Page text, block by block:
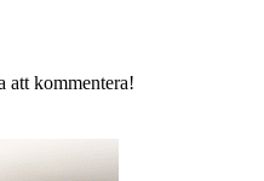
att kommentera!